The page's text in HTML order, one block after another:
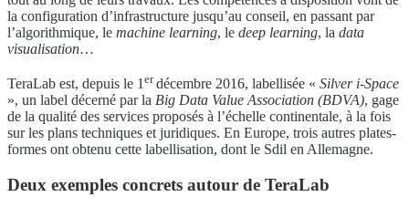
la configuration d’infrastructure jusqu’au conseil, en passant par
l’algorithmique, le machine learning, le deep learning, la data
visualisation…
TeraLab est, depuis le 1 erdécembre 2016, labellisée « Silver i-Space
», un label décerné par la Big Data Value Association (BDVA), gage
de la qualité des services proposés à l’échelle continentale, à la fois
sur les plans techniques et juridiques. En Europe, trois autres plates-
formes ont obtenu cette labellisation, dont le Sdil en Allemagne.
Deux exemples concrets autour de TeraLab